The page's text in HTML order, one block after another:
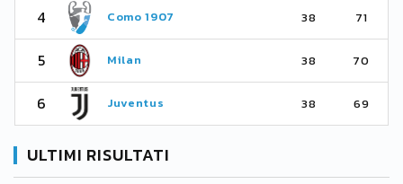
4 Como 1907 38 71
5 Milan 38 70
6 Juventus 38 69
ULTIMI RISULTATI